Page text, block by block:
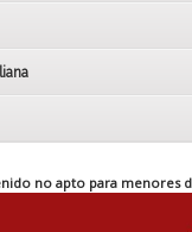
no apto para menores